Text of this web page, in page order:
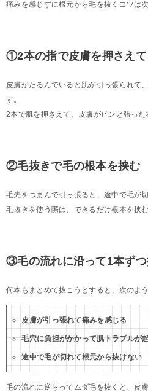
痛みを感じずに根元から毛を抜くコツは
①2本の指で皮膚を押さえて
皮膚がたるんでいると肌が引っ張られて
す。
2本で肌を押さえて、皮膚がピンと張った
②毛抜きで毛の根本を挟む
毛先をつまんで引っ張ると、途中で毛が
毛抜きを使う際は、できるだけ根本を挟
③毛の流れに沿って1本ずつ
何本もまとめて抜こうとすると、次のよ
皮膚が引っ張れて痛みを感じる
毛穴に負担がかかって肌トラブルが
途中で毛が切れて根元から抜けない
毛の流れに逆らってムダ毛を抜くと、皮